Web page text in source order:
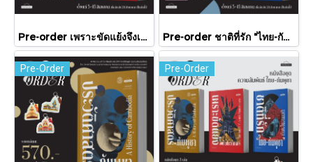
Pre-order เพราะขัดแย้งจึงเป็นประวัติศาสตร์ "ไทย-กัมพูชา" กับความสัมพันธ์หวานปนขม / มติชน Pre-order ชาติที่รัก "ไทย-กัมพูชา" กับเส้นสมมติ / พวงทอง ภวัครพันธุ์ / มติชน
Pre-Order Pre-Order